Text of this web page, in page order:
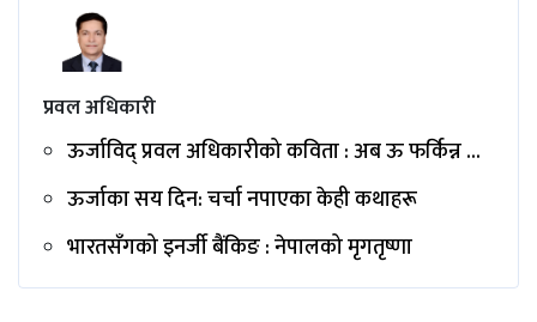
प्रवल अधिकारी
ऊर्जाविद् प्रवल अधिकारीको कविता : अब ऊ फर्किन्न ...
ऊर्जाका सय दिन: चर्चा नपाएका केही कथाहरू
भारतसँगको इनर्जी बैंकिङ : नेपालको मृगतृष्णा